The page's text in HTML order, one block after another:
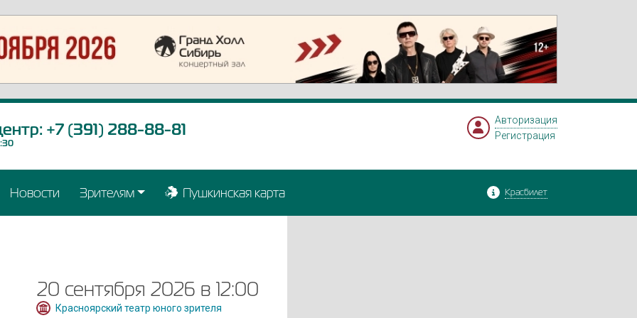
+7 (391) 288-88-81
Авторизация
Регистрация
Новости Зрителям Пушкинская карта Красбилет
20 сентября 2026 в 12:00
Красноярский театр юного зрителя